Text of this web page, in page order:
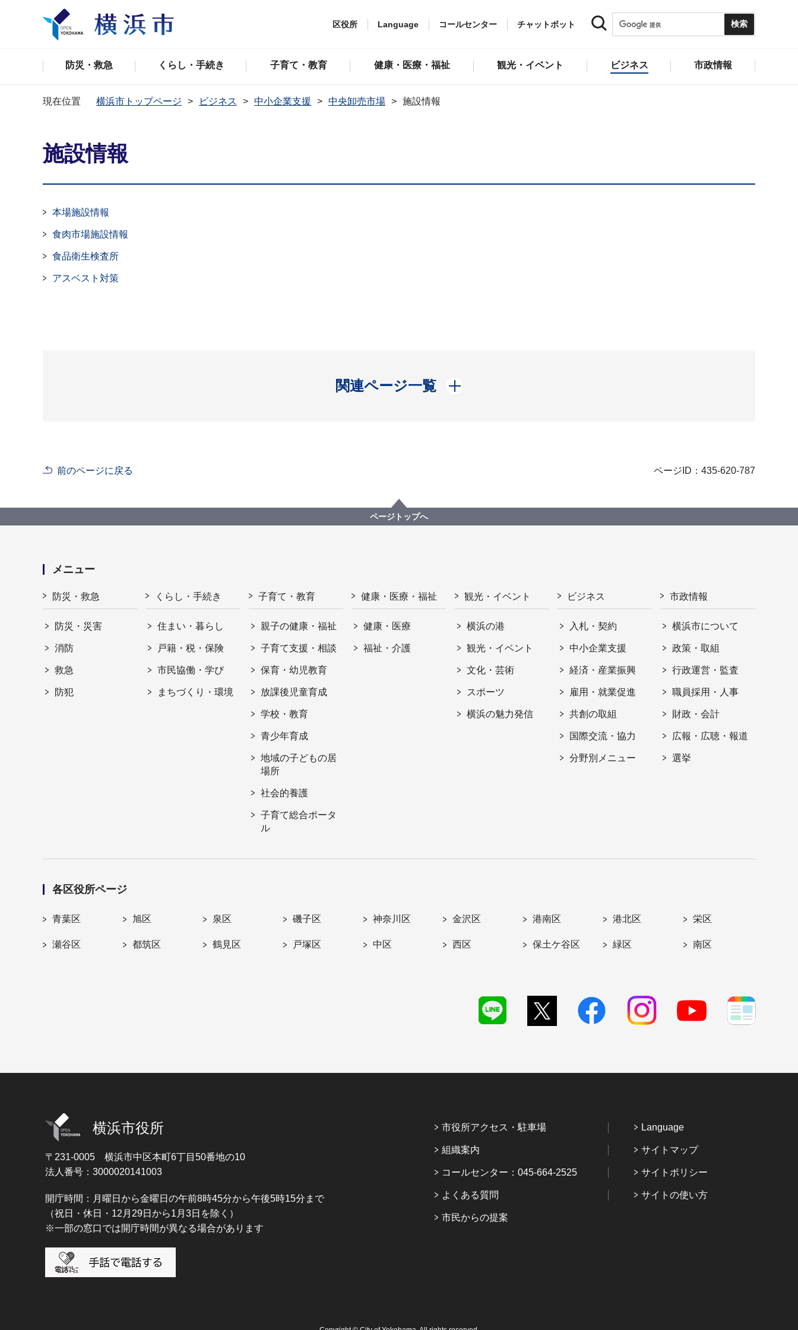
区役所 Language コールセンター チャットボット
防災・救急 くらし・手続き 子育て・教育 健康・医療・福祉 観光・イベント ビジネス 市政情報
現在位置 横浜市トップページ ビジネス 中小企業支援 中央卸売市場 施設情報
施設情報
本場施設情報
食肉市場施設情報
食品衛生検査所
アスベスト対策
関連ページ一覧
開く
前のページに戻る ページID：435-620-787
ページトップへ
メニュー
防災・救急
防災・災害
消防
救急
防犯
くらし・手続き
住まい・暮らし
戸籍・税・保険
市民協働・学び
まちづくり・環境
子育て・教育
親子の健康・福祉
子育て支援・相談
保育・幼児教育
放課後児童育成
学校・教育
青少年育成
地域の子どもの居
場所
社会的養護
子育て総合ポータ
ル
健康・医療・福祉
健康・医療
福祉・介護
観光・イベント
横浜の港
観光・イベント
文化・芸術
スポーツ
横浜の魅力発信
ビジネス
入札・契約
中小企業支援
経済・産業振興
雇用・就業促進
共創の取組
国際交流・協力
分野別メニュー
市政情報
横浜市について
政策・取組
行政運営・監査
職員採用・人事
財政・会計
広報・広聴・報道
選挙
各区役所ページ
青葉区 旭区 泉区 磯子区 神奈川区 金沢区 港南区 港北区 栄区
瀬谷区 都筑区 鶴見区 戸塚区 中区 西区 保土ケ谷区 緑区 南区
横浜市役所
〒231-0005 横浜市中区本町6丁目50番地の10
法人番号：3000020141003
開庁時間：月曜日から金曜日の午前8時45分から午後5時15分まで
（祝日・休日・12月29日から1月3日を除く）
※一部の窓口では開庁時間が異なる場合があります
市役所アクセス・駐車場
組織案内
コールセンター：045-664-2525
よくある質問
市民からの提案
Language
サイトマップ
サイトポリシー
サイトの使い方